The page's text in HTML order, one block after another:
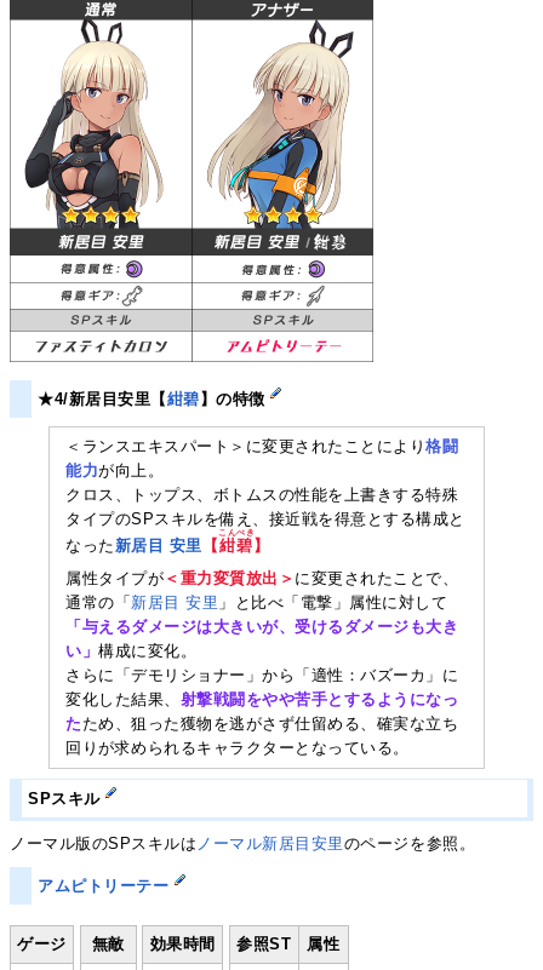
★4/新居目安里【紺碧 】の特徴
＜ランスエキスパート＞に変更されたことにより格闘
能力が向上。
クロス、トップス、ボトムスの性能を上書きする特殊
タイプのSPスキルを備え、接近戦を得意とする構成と
なった新居目 安里 【紺碧
こんぺき
】
属性タイプが ＜重力変質放出＞ に変更されたことで、
通常の「 新居目 安里 」と比べ「電撃」属性に対して
「与えるダメージは大きいが、受けるダメージも大き
い」構成に変化。
さらに「デモリショナー」から「適性：バズーカ」に
変化した結果、 射撃戦闘をやや苦手とするようになっ
た ため、狙った獲物を逃がさず仕留める、確実な立ち
回りが求められるキャラクターとなっている。
SPスキル
ノーマル版のSPスキルは ノーマル新居目安里のページを参照。
アムピトリーテー
ゲージ 無敵 効果時間 参照ST 属性